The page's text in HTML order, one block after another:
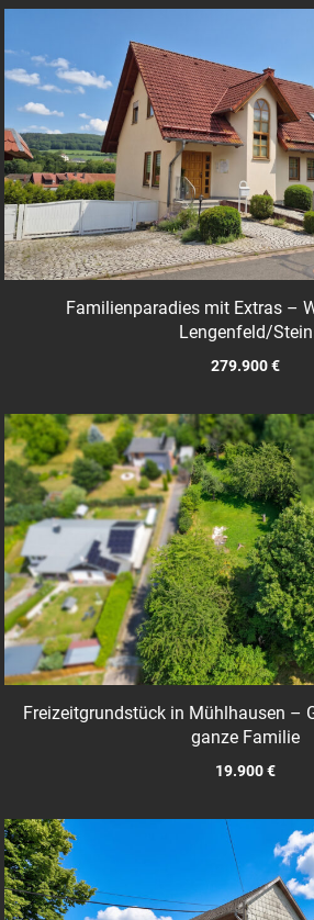
Familienparadies mit Extras –
Lengenfeld/Stein
279.900 €
Freizeitgrundstück in Mühlhausen –
ganze Familie
19.900 €